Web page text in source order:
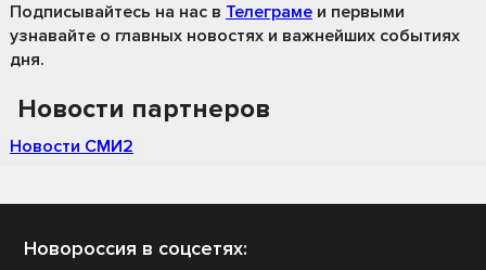
Подписывайтесь на нас в Телеграме и первыми
узнавайте о главных новостях и важнейших событиях
дня.
Новости партнеров
Новости СМИ2
Новороссия в соцсетях: